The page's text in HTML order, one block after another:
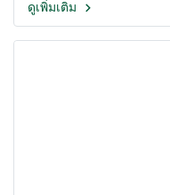
ดูเพิ่มเติม